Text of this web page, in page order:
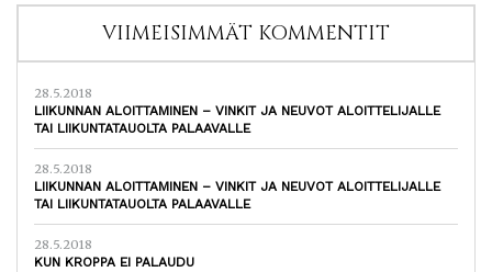
VIIMEISIMMÄT KOMMENTIT
28.5.2018
LIIKUNNAN ALOITTAMINEN – VINKIT JA NEUVOT ALOITTELIJALLE
TAI LIIKUNTATAUOLTA PALAAVALLE
28.5.2018
LIIKUNNAN ALOITTAMINEN – VINKIT JA NEUVOT ALOITTELIJALLE
TAI LIIKUNTATAUOLTA PALAAVALLE
28.5.2018
KUN KROPPA EI PALAUDU